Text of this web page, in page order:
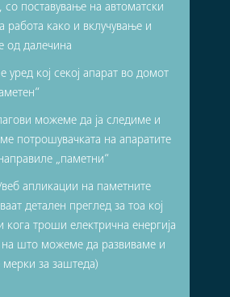
со поставување на автоматски
работа како и вклучување и
од далечина
уред кој секој апарат во домот
можеме да ја следиме и
потрошувачката на апаратите
„паметни“
апликации на паметните
детален преглед за тоа кој
кога троши електрична енергија
на што можеме да развиваме и
за заштеда)